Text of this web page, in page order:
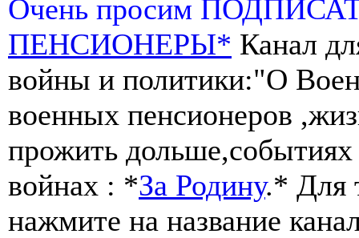
Очень просим
ПЕНСИОНЕРЫ* Канал
войны и политики:"О
военных пенсионеров
прожить
войнах : *За Родину.* Для
нажмите на название